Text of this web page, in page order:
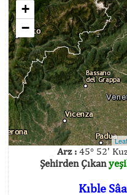
+
−
Arz :45° 52'
Şehirden Çıkan
Kıble